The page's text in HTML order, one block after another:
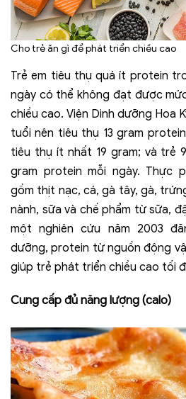
Cho trẻ ăn gì để phát triển chiều cao
Trẻ em tiêu thụ quá ít protein
ngày có thể không đạt được
chiều cao. Viện Dinh dưỡng Hoa
tuổi nên tiêu thụ 13 gram
tiêu thụ ít nhất 19 gram; và trẻ
gram protein mỗi ngày. Thực
gồm thịt nạc, cá, gà tây, gà,
nành, sữa và chế phẩm từ sữa,
một nghiên cứu năm 2003
dưỡng, protein từ nguồn động
giúp trẻ phát triển chiều cao tối
Cung cấp đủ năng lượng (calo)